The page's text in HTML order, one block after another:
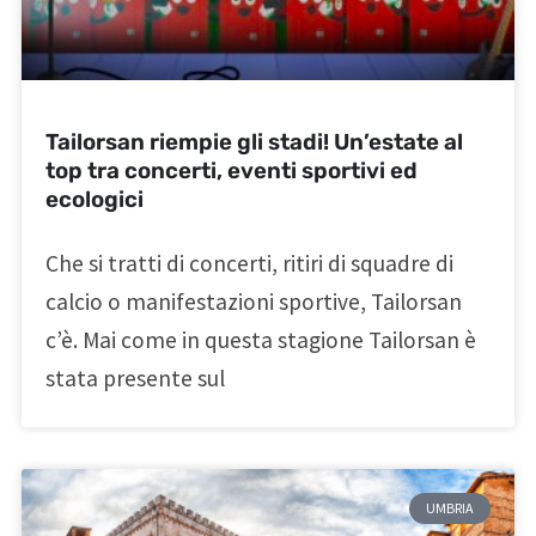
Tailorsan riempie gli stadi! Un’estate al
top tra concerti, eventi sportivi ed
ecologici
Che si tratti di concerti, ritiri di squadre di
calcio o manifestazioni sportive, Tailorsan
c’è. Mai come in questa stagione Tailorsan è
stata presente sul
UMBRIA